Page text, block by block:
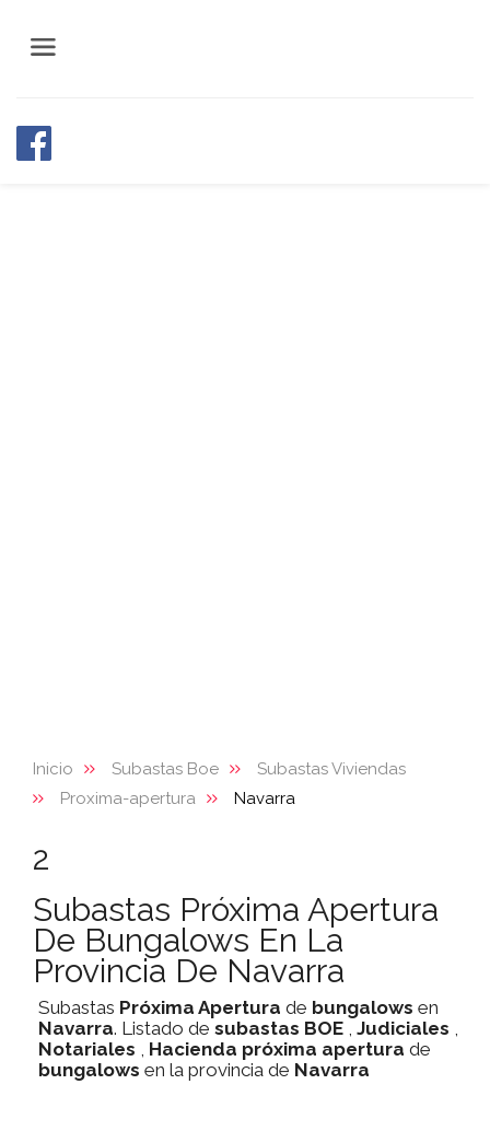
Inicio Subastas Boe
Subastas Viviendas
Proxima-apertura
Navarra
2
Subastas Próxima Apertura
De Bungalows En La
Provincia De Navarra
Subastas Próxima Apertura de bungalows en
Navarra. Listado de subastas BOE , Judiciales ,
Notariales , Hacienda próxima apertura de
bungalows en la provincia de Navarra